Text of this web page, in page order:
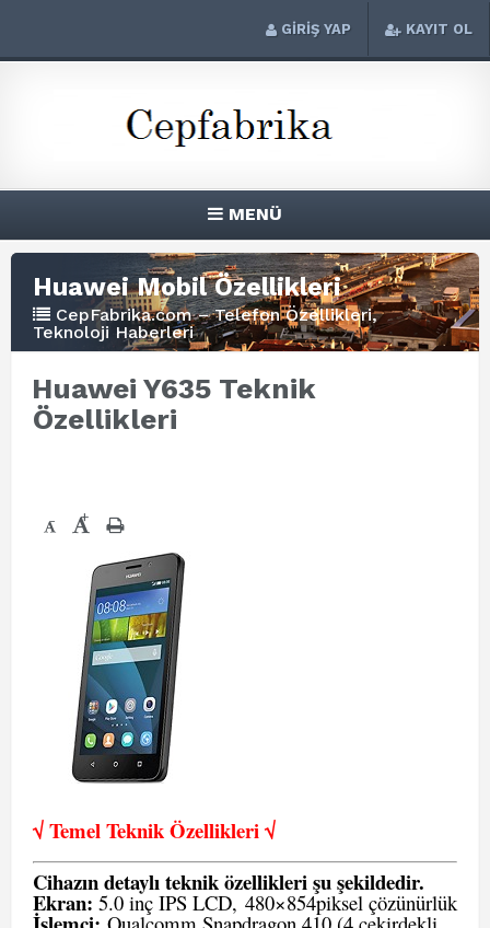
GİRİŞ YAP KAYIT OL
MENÜ
Huawei Mobil Özellikleri
CepFabrika.com – Telefon Özellikleri,
Teknoloji Haberleri
Huawei Y635 Teknik
Özellikleri
- +
√ Temel Teknik Özellikleri √
Cihazın detaylı teknik özellikleri şu şekildedir.
Ekran: 5.0 inç IPS LCD, 480×854piksel çözünürlük